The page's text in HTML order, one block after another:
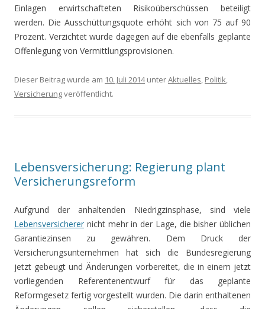
Einlagen erwirtschafteten Risikoüberschüssen beteiligt
werden. Die Ausschüttungsquote erhöht sich von 75 auf 90
Prozent. Verzichtet wurde dagegen auf die ebenfalls geplante
Offenlegung von Vermittlungsprovisionen.
Dieser Beitrag wurde am 10. Juli 2014unterAktuelles, Politik,
Versicherungveröffentlicht.
Lebensversicherung: Regierung plant
Versicherungsreform
Aufgrund der anhaltenden Niedrigzinsphase, sind viele
Lebensversicherer nicht mehr in der Lage, die bisher üblichen
Garantiezinsen zu gewähren. Dem Druck der
Versicherungsunternehmen hat sich die Bundesregierung
jetzt gebeugt und Änderungen vorbereitet, die in einem jetzt
vorliegenden Referentenentwurf für das geplante
Reformgesetz fertig vorgestellt wurden. Die darin enthaltenen